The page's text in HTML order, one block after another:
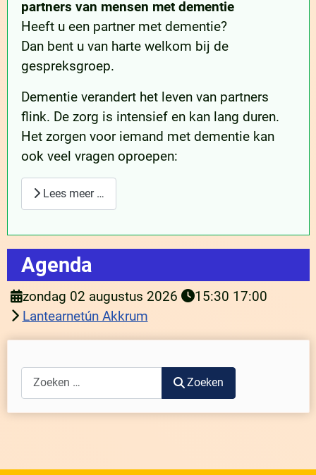
partners van mensen met dementie
Heeft u een partner met dementie?
Dan bent u van harte welkom bij de
gespreksgroep.
Dementie verandert het leven van partners
flink. De zorg is intensief en kan lang duren.
Het zorgen voor iemand met dementie kan
ook veel vragen oproepen:
Lees meer …
Agenda
zondag 02 augustus 2026 15:30 17:00
Lantearnetún Akkrum
Zoeken Zoeken